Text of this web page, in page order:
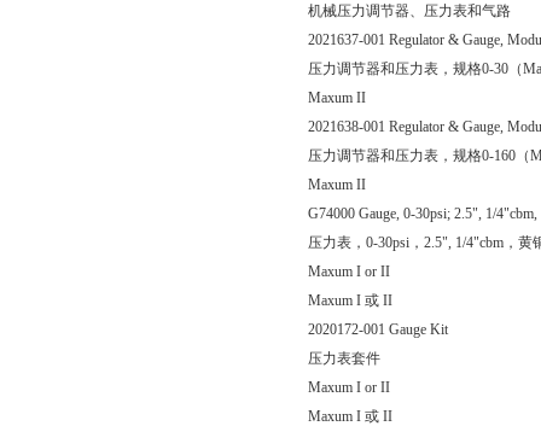
机械压力调节器、压力表和气路
2021637-001 Regulator & Gauge,
压力调节器和压力表，规格0-30（
Maxum II
2021638-001 Regulator & Gauge,
压力调节器和压力表，规格0-160（
Maxum II
G74000 Gauge, 0-30psi; 2.5", 1/4"cbm,
压力表，0-30psi，2.5", 1/4"cbm，黄
Maxum I or II
Maxum I 或 II
2020172-001 Gauge Kit
压力表套件
Maxum I or II
Maxum I 或 II